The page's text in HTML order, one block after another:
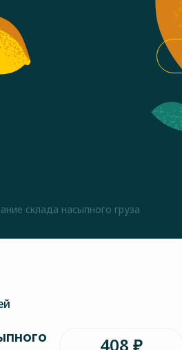
склада насыпного груза
408 ₽